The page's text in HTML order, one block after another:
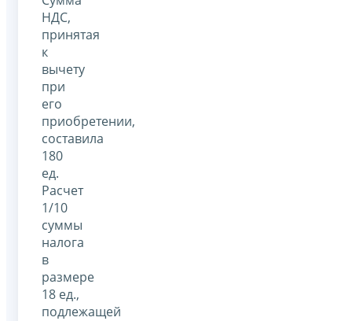
НДС,
принятая
к
вычету
при
его
приобретении,
составила
180
ед.
Расчет
1/10
суммы
налога
в
размере
18 ед.,
подлежащей